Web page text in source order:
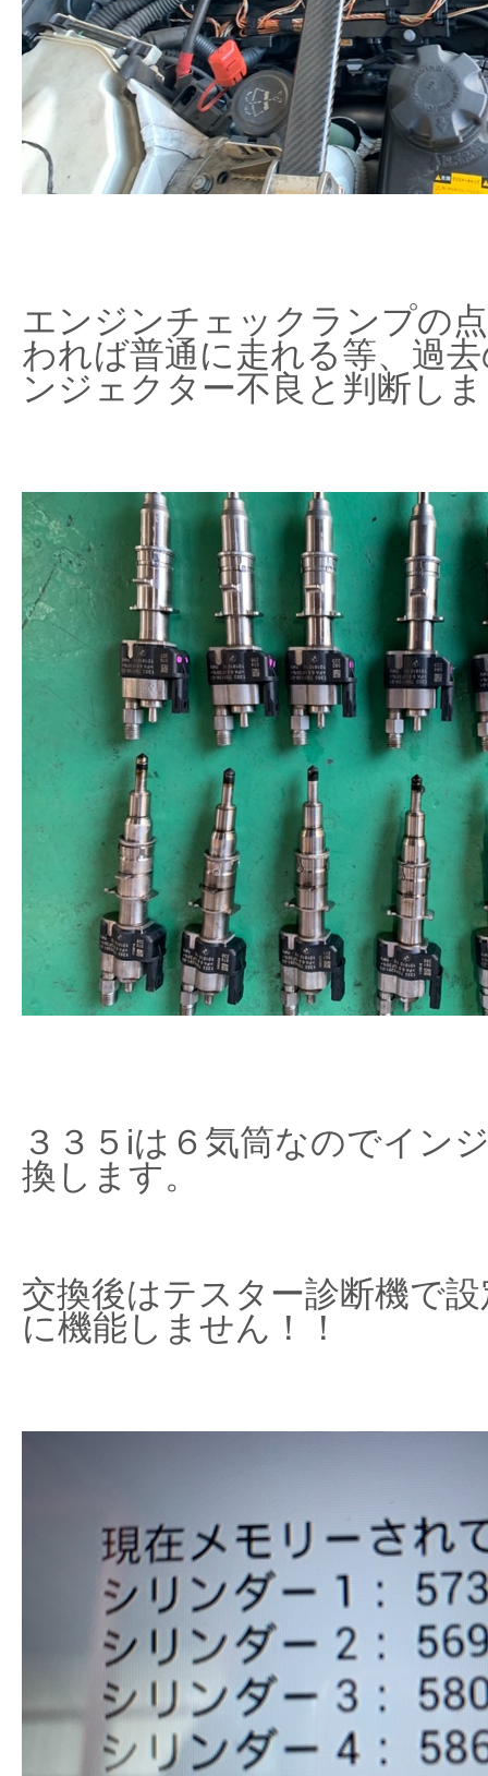
エンジンチェックランプの
われば普通に走れる等、過
ンジェクター不良と判断し
３３５iは６気筒なのでイン
換します。
交換後はテスター診断機で
に機能しません！！